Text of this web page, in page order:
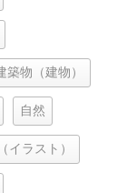
築物（建物）
自然
イラスト）